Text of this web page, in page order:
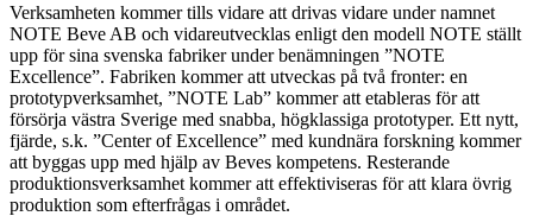
Verksamheten kommer tills vidare att drivas vidare under namnet
NOTE Beve AB och vidareutvecklas enligt den modell NOTE ställt
upp för sina svenska fabriker under benämningen ”NOTE
Excellence”. Fabriken kommer att utveckas på två fronter: en
prototypverksamhet, ”NOTE Lab” kommer att etableras för att
försörja västra Sverige med snabba, högklassiga prototyper. Ett nytt,
fjärde, s.k. ”Center of Excellence” med kundnära forskning kommer
att byggas upp med hjälp av Beves kompetens. Resterande
produktionsverksamhet kommer att effektiviseras för att klara övrig
produktion som efterfrågas i området.